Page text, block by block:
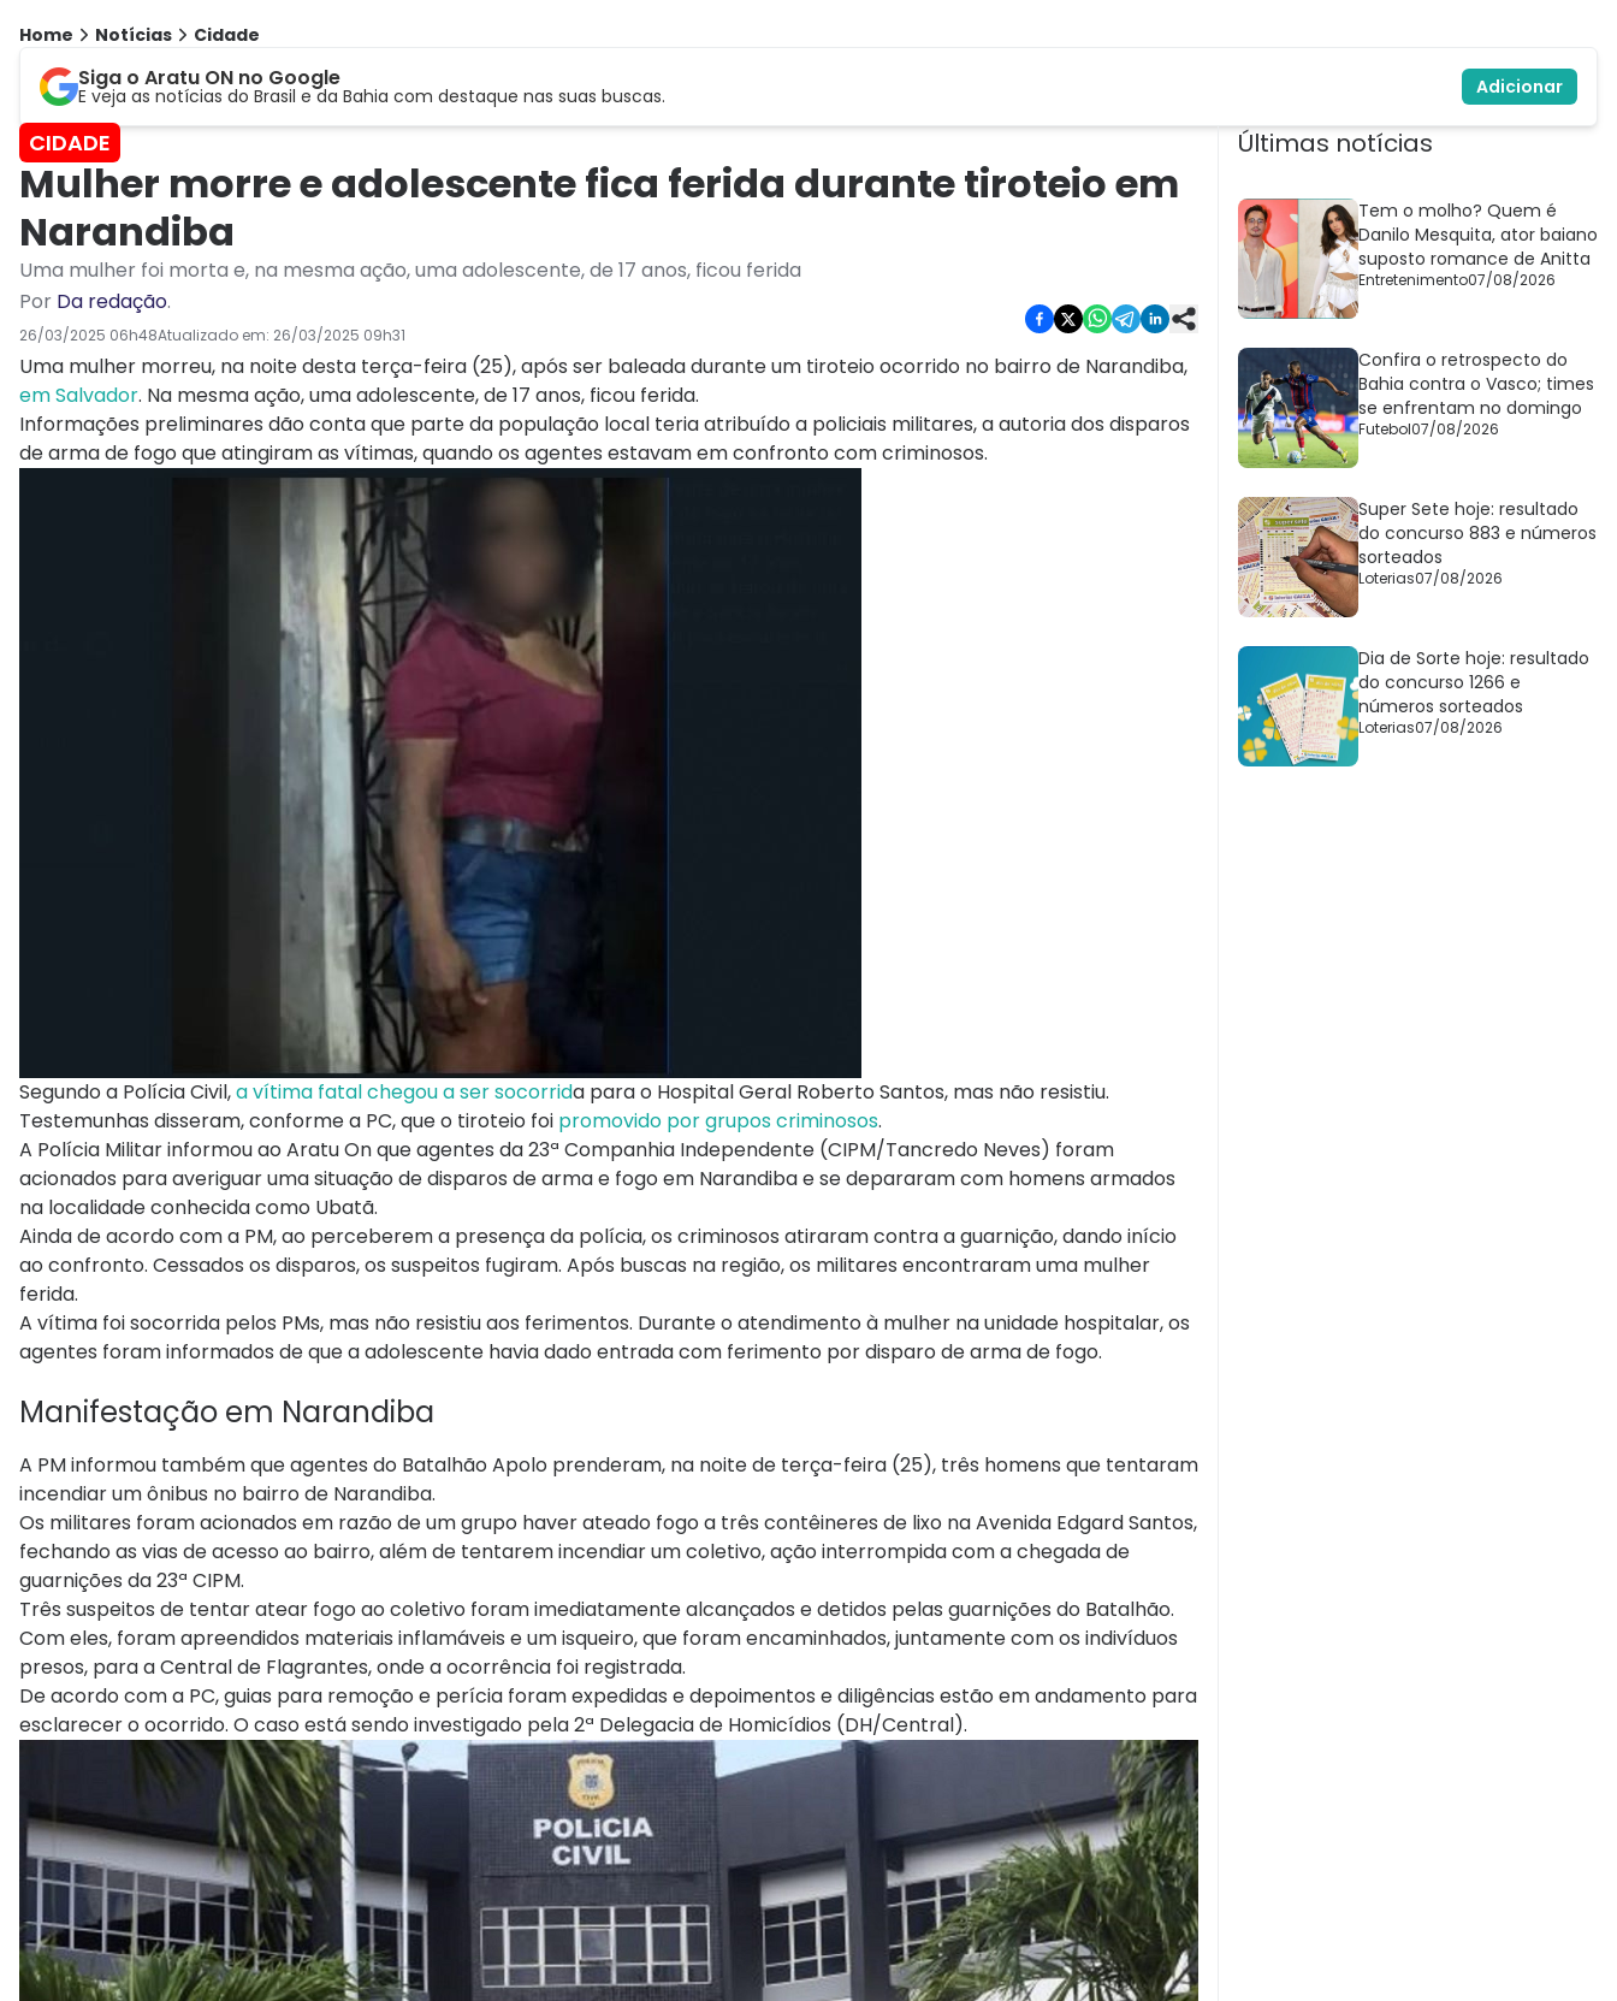
Home Notícias Cidade
Siga o Aratu ON no Google
E veja as notícias do Brasil e da Bahia com destaque nas suas buscas. Adicionar
CIDADE
Mulher morre e adolescente fica ferida durante tiroteio em
Narandiba
Uma mulher foi morta e, na mesma ação, uma adolescente, de 17 anos, ficou ferida
Por Da redação.
26/03/2025 06h48Atualizado em: 26/03/2025 09h31
Uma mulher morreu, na noite desta terça-feira (25), após ser baleada durante um tiroteio ocorrido no bairro de Narandiba,
em Salvador. Na mesma ação, uma adolescente, de 17 anos, ficou ferida.
Informações preliminares dão conta que parte da população local teria atribuído a policiais militares, a autoria dos disparos
de arma de fogo que atingiram as vítimas, quando os agentes estavam em confronto com criminosos.
Segundo a Polícia Civil,a vítima fatal chegou a ser socorrida para o Hospital Geral Roberto Santos, mas não resistiu.
Testemunhas disseram, conforme a PC, que o tiroteio foi promovido por grupos criminosos.
A Polícia Militar informou ao Aratu On que agentes da 23ª Companhia Independente (CIPM/Tancredo Neves) foram
acionados para averiguar uma situação de disparos de arma e fogo em Narandiba e se depararam com homens armados
na localidade conhecida como Ubatã.
Ainda de acordo com a PM, ao perceberem a presença da polícia, os criminosos atiraram contra a guarnição, dando início
ao confronto. Cessados os disparos, os suspeitos fugiram. Após buscas na região, os militares encontraram uma mulher
ferida.
A vítima foi socorrida pelos PMs, mas não resistiu aos ferimentos. Durante o atendimento à mulher na unidade hospitalar, os
agentes foram informados de que a adolescente havia dado entrada com ferimento por disparo de arma de fogo.
Manifestação em Narandiba
A PM informou também que agentes do Batalhão Apolo prenderam, na noite de terça-feira (25), três homens que tentaram
incendiar um ônibus no bairro de Narandiba.
Os militares foram acionados em razão de um grupo haver ateado fogo a três contêineres de lixo na Avenida Edgard Santos,
fechando as vias de acesso ao bairro, além de tentarem incendiar um coletivo, ação interrompida com a chegada de
guarnições da 23ª CIPM.
Três suspeitos de tentar atear fogo ao coletivo foram imediatamente alcançados e detidos pelas guarnições do Batalhão.
Com eles, foram apreendidos materiais inflamáveis e um isqueiro, que foram encaminhados, juntamente com os indivíduos
presos, para a Central de Flagrantes, onde a ocorrência foi registrada.
De acordo com a PC, guias para remoção e perícia foram expedidas e depoimentos e diligências estão em andamento para
esclarecer o ocorrido. O caso está sendo investigado pela 2ª Delegacia de Homicídios (DH/Central).
Últimas notícias
Tem o molho? Quem é
Danilo Mesquita, ator baiano
suposto romance de Anitta
Entretenimento07/08/2026
Confira o retrospecto do
Bahia contra o Vasco; times
se enfrentam no domingo
Futebol07/08/2026
Super Sete hoje: resultado
do concurso 883 e números
sorteados
Loterias07/08/2026
Dia de Sorte hoje: resultado
do concurso 1266 e
números sorteados
Loterias07/08/2026